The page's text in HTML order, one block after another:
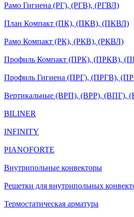
Рамо Гигиена (РГ), (РГВ), (РГВЛ)
План Компакт (ПК), (ПКВ), (ПКВЛ)
Рамо Компакт (РК), (РКВ), (РКВЛ)
Профиль Компакт (ПРК), (ПРКВ),
Профиль Гигиена (ПРГ), (ПРГВ),
Вертикальные (ВРП), (ВРР), (ВПГ),
BILINER
INFINITY
PIANOFORTE
Внутрипольные конвекторы
Решетки для внутрипольных
Термостатическая арматура